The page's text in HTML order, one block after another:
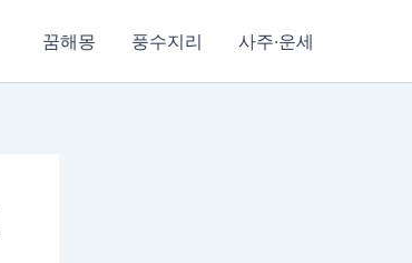
꿈해몽 풍수지리 사주·운세